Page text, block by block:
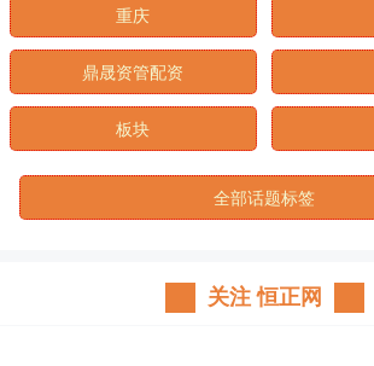
重庆
鼎晟资管配资
板块
全部话题标签
关注 恒正网